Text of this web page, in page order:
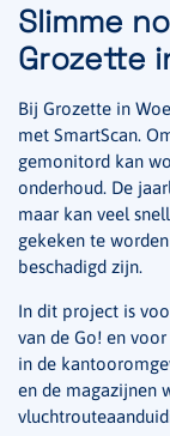
Slimme
Grozette
Bij Grozette in
met SmartScan.
gemonitord kan
onderhoud. De
maar kan veel
gekeken te
beschadigd zijn.
In dit project is
van de Go! en
in de
en de magazijnen